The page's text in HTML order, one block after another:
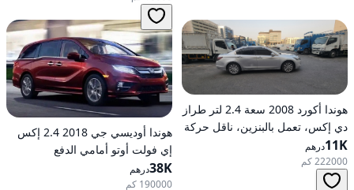
هوندا أكورد 2008 سعة 2.4 لتر طراز
دي إكس، تعمل بالبنزين، ناقل حركة
أوتوماتيكي، دفع أمامي
11Kدرهم
222000 كم
هوندا أوديسي جي 2018 2.4 إكس
إي فولت أوتو أمامي الدفع
38Kدرهم
190000 كم